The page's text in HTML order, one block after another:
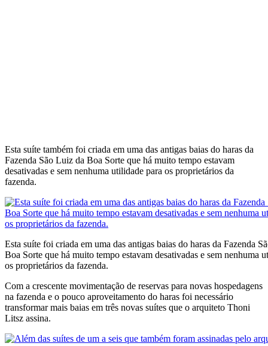
Esta suíte também foi criada em uma das antigas baias do haras da
Fazenda São Luiz da Boa Sorte que há muito tempo estavam
desativadas e sem nenhuma utilidade para os proprietários da
fazenda.
Esta suíte foi criada em uma das antigas baias do haras da Fazenda
Boa Sorte que há muito tempo estavam desativadas e sem nenhuma
os proprietários da fazenda.
Com a crescente movimentação de reservas para novas hospedagens
na fazenda e o pouco aproveitamento do haras foi necessário
transformar mais baias em três novas suítes que o arquiteto Thoni
Litsz assina.